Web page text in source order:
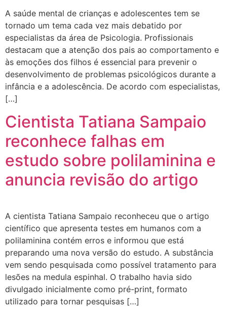
A saúde mental de crianças e adolescentes tem se
tornado um tema cada vez mais debatido por
especialistas da área de Psicologia. Profissionais
destacam que a atenção dos pais ao comportamento e
às emoções dos filhos é essencial para prevenir o
desenvolvimento de problemas psicológicos durante a
infância e a adolescência. De acordo com especialistas,
[…]
Cientista Tatiana Sampaio
reconhece falhas em
estudo sobre polilaminina e
anuncia revisão do artigo
A cientista Tatiana Sampaio reconheceu que o artigo
científico que apresenta testes em humanos com a
polilaminina contém erros e informou que está
preparando uma nova versão do estudo. A substância
vem sendo pesquisada como possível tratamento para
lesões na medula espinhal. O trabalho havia sido
divulgado inicialmente como pré-print, formato
utilizado para tornar pesquisas […]